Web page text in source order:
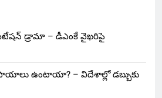
డ్రామా – డీఎంకే వైఖరిపై
ఉంటాయా? – విదేశాల్లో డబ్బుకు